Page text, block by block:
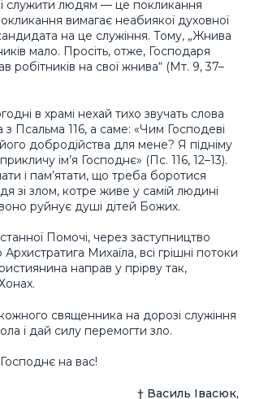
служити людям — це покликання
вимагає неабиякої духовної
на це служіння. Тому, „Жнива
мало. Просіть, отже, Господаря
робітників на свої жнива“ (Мт. 9, 37–
в храмі нехай тихо звучать слова
Псальма 116, а саме: «Чим Господеві
його добродійства для мене? Я підніму
ім’я Господнє» (Пс. 116, 12–13).
і пам’ятати, що треба боротися
зі злом, котре живе у самій людині
руйнує душі дітей Божих.
Помочі, через заступництво
Михаїла, всі грішні потоки
направ у прірву так,
священника на дорозі служіння
і дай силу перемогти зло.
на вас!
† Василь Івасюк,